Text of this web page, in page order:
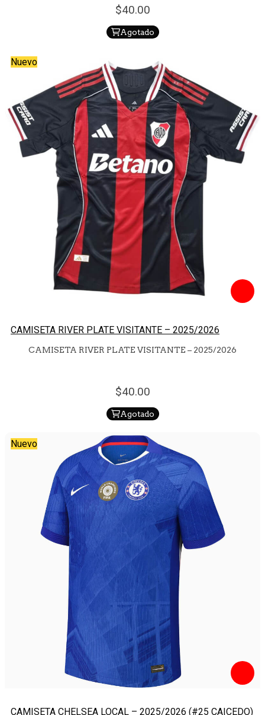
40.00
Agotado
Nuevo
CAMISETA RIVER PLATE VISITANTE – 2025/2026
CAMISETA RIVER PLATE VISITANTE – 2025/2026
40.00
Agotado
Nuevo
CAMISETA CHELSEA LOCAL – 2025/2026 (#25 CAICEDO)